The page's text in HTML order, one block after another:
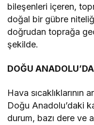
bileşenleri içeren,
doğal bir gübre
doğrudan toprağa
şekilde.
DOĞU
Hava
Doğu Anadolu’daki
durum, bazı dere ve